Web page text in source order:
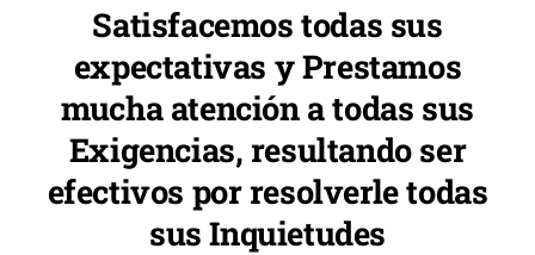
Satisfacemos todas sus
expectativas y Prestamos
mucha atención a todas sus
Exigencias, resultando ser
efectivos por resolverle todas
sus Inquietudes